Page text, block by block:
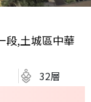
段,土城區中華
32層